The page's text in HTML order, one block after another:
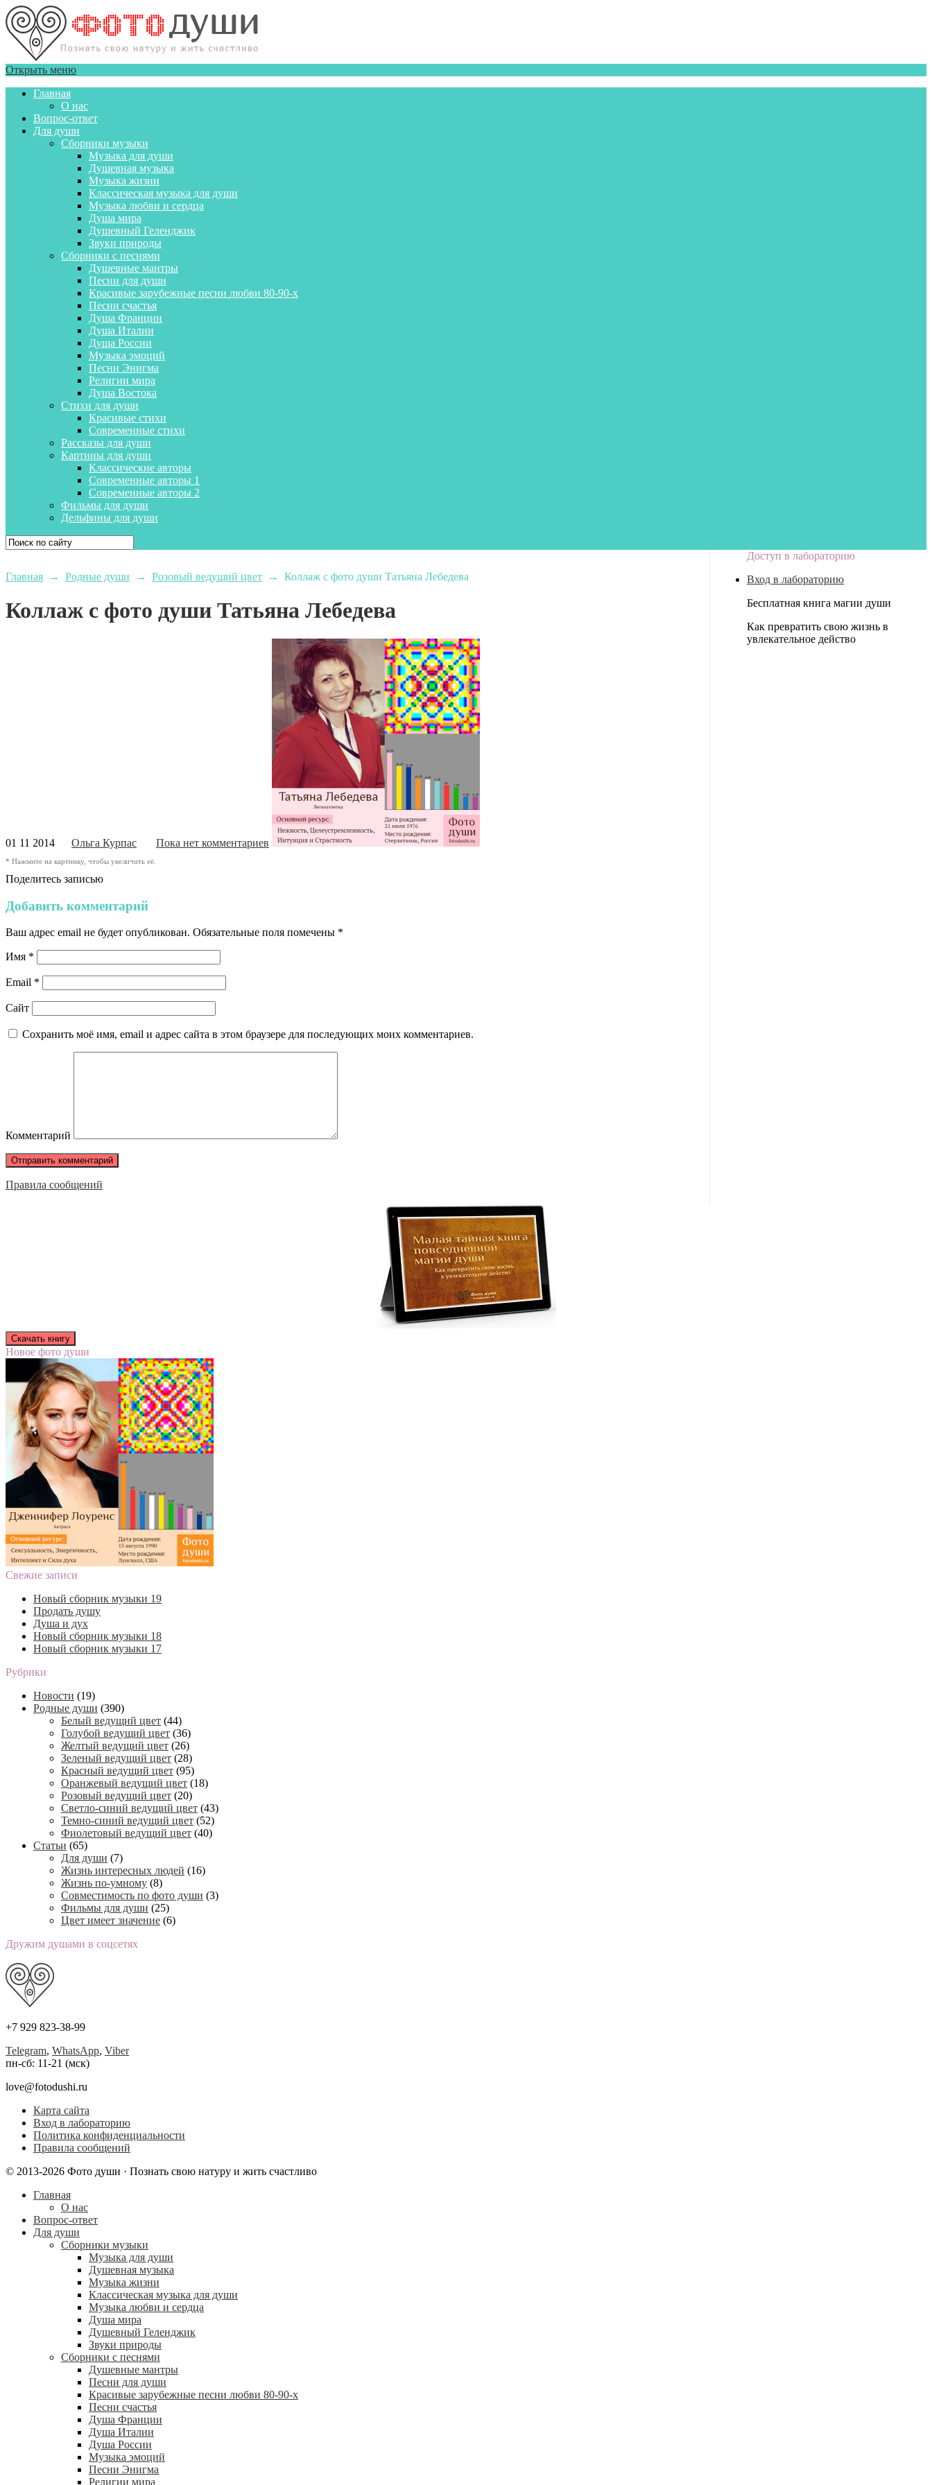
Открыть меню
Главная
О нас
Вопрос-ответ
Для души
Сборники музыки
Музыка для души
Душевная музыка
Музыка жизни
Классическая музыка для души
Музыка любви и сердца
Душа мира
Душевный Геленджик
Звуки природы
Сборники с песнями
Душевные мантры
Песни для души
Красивые зарубежные песни любви 80-90-х
Песни счастья
Душа Франции
Душа Италии
Душа России
Музыка эмоций
Песни Энигма
Религии мира
Душа Востока
Стихи для души
Красивые стихи
Современные стихи
Рассказы для души
Картины для души
Классические авторы
Современные авторы 1
Современные авторы 2
Фильмы для души
Дельфины для души
Главная → Родные души → Розовый ведущий цвет → Коллаж с фото души Татьяна Лебедева
Коллаж с фото души Татьяна Лебедева
01 11 2014 Ольга Курпас Пока нет комментариев
* Нажмите на картинку, чтобы увеличить её.
Поделитесь записью
Добавить комментарий
Ваш адрес email не будет опубликован. Обязательные поля помечены *
Имя *
Email *
Сайт
Сохранить моё имя, email и адрес сайта в этом браузере для последующих моих комментариев.
Комментарий
Правила сообщений
Доступ в лабораторию
Вход в лабораторию
Бесплатная книга магии души
Как превратить свою жизнь в
увлекательное действо
Новое фото души
Свежие записи
Новый сборник музыки 19
Продать душу
Душа и дух
Новый сборник музыки 18
Новый сборник музыки 17
Рубрики
Новости (19)
Родные души (390)
Белый ведущий цвет (44)
Голубой ведущий цвет (36)
Желтый ведущий цвет (26)
Зеленый ведущий цвет (28)
Красный ведущий цвет (95)
Оранжевый ведущий цвет (18)
Розовый ведущий цвет (20)
Светло-синий ведущий цвет (43)
Темно-синий ведущий цвет (52)
Фиолетовый ведущий цвет (40)
Статьи (65)
Для души (7)
Жизнь интересных людей (16)
Жизнь по-умному (8)
Совместимость по фото души (3)
Фильмы для души (25)
Цвет имеет значение (6)
Дружим душами в соцсетях
+7 929 823-38-99
Telegram, WhatsApp, Viber
пн-сб: 11-21 (мск)
love@fotodushi.ru
Карта сайта
Вход в лабораторию
Политика конфиденциальности
Правила сообщений
© 2013-2026 Фото души · Познать свою натуру и жить счастливо
Главная
О нас
Вопрос-ответ
Для души
Сборники музыки
Музыка для души
Душевная музыка
Музыка жизни
Классическая музыка для души
Музыка любви и сердца
Душа мира
Душевный Геленджик
Звуки природы
Сборники с песнями
Душевные мантры
Песни для души
Красивые зарубежные песни любви 80-90-х
Песни счастья
Душа Франции
Душа Италии
Душа России
Музыка эмоций
Песни Энигма
Религии мира